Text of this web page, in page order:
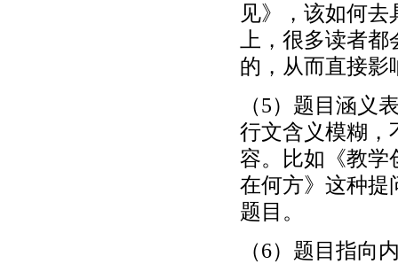
见》，该如何
上，很多读者
的，从而直接影
（5）题目涵义
行文含义模糊，
容。比如《教学
在何方》这种提
题目。
（6）题目指向